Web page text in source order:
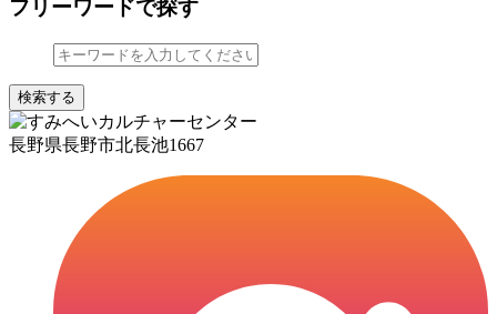
フリーワードで探す
検索する
長野県長野市北長池1667